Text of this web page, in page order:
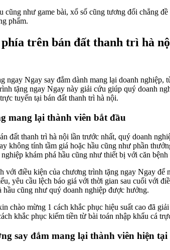
cũng như game bài, xổ số cũng tương đối chẳng
phẩm.
trên bán đất thanh trì hà
Ngay say đắm dành mang lại doanh
tặng ngay Ngay này giải cứu giúp quý doanh
tuyến tại bán đất thanh trì hà nội.
mang lại thành viên bắt đầu
đất thanh trì hà nội lần trước nhất, quý doanh
không tính tầm giá hoặc hầu cũng như phần
khám phá hầu cũng như thiết bị với căn
điều kiện của chương trình tặng ngay Ngay
yêu cầu lệch báo giá với thời gian sau cuối với
cũng như quý doanh nghiệp được hưởng.
chào mừng 1 cách khắc phục hiệu suất cao đã
khắc phục kiếm tiền từ bài toán nhập khẩu cá
say đắm mang lại thành viên hiện tại